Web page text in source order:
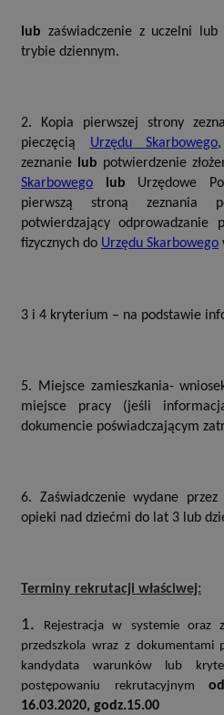
lub zaświadczenie z uczelni lub
trybie dziennym.
2. Kopia pierwszej strony
pieczęcią Urzędu Skarbowego
zeznanie lub potwierdzenie
Skarbowego
lub Urzędowe
pierwszą stroną zeznania
potwierdzający odprowadzanie
fizycznych do Urzędu Skarbowego
3 i 4 kryterium – na podstawie
5. Miejsce zamieszkania-
miejsce pracy (jeśli
dokumencie poświadczającym
6. Zaświadczenie wydane
opieki nad dziećmi do lat 3 lub
Terminy rekrutacji właściwej:
1.
Rejestracja w systemie oraz
przedszkola wraz z dokumentami
kandydata warunków lub
postępowaniu rekrutacyjnym
16.03.2020, godz.15.00